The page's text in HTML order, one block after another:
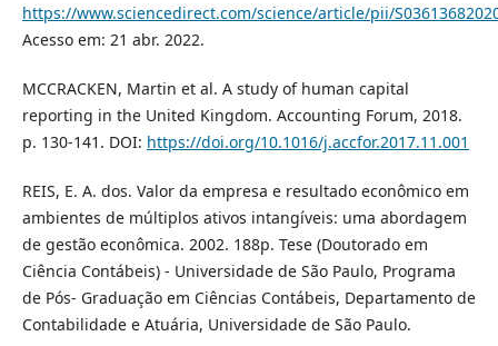
https://www.sciencedirect.com/science/article/pii/
Acesso em: 21 abr. 2022.
MCCRACKEN, Martin et al. A study of human capital
reporting in the United Kingdom. Accounting Forum, 2018.
p. 130-141. DOI: https://doi.org/10.1016/j.accfor.2017.11.001
REIS, E. A. dos. Valor da empresa e resultado econômico em
ambientes de múltiplos ativos intangíveis: uma abordagem
de gestão econômica. 2002. 188p. Tese (Doutorado em
Ciência Contábeis) - Universidade de São Paulo, Programa
de Pós- Graduação em Ciências Contábeis, Departamento de
Contabilidade e Atuária, Universidade de São Paulo.